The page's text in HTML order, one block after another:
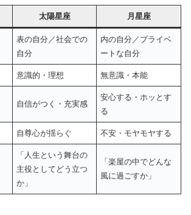
太陽星座 月星座
表の自分／社会での
自分
内の自分／プライベ
ートな自分
意識的・理想 無意識・本能
自信がつく・充実感
安心する・ホッとす
る
自尊心が揺らぐ 不安・モヤモヤする
「人生という舞台の
主役としてどう立つ
か」
「楽屋の中でどんな
風に過ごすか」